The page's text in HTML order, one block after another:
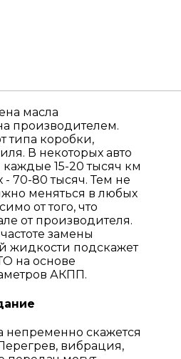
масла
производителем.
типа коробки,
В некоторых авто
каждые 15-20 тысяч км
- 70-80 тысяч. Тем не
меняться в любых
от того, что
от производителя.
замены
жидкости подскажет
на основе
АКПП.
непременно скажется
вибрация,